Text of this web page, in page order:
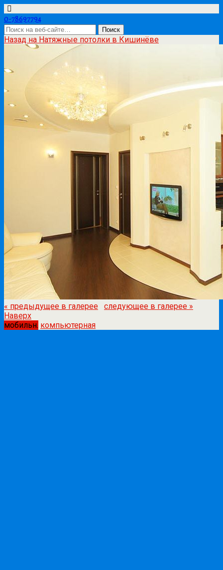
0-78697794
Назад на Натяжные потолки в Кишинёве
« предыдущее в галерее
следующее в галерее »
Наверх
мобильн. компьютерная